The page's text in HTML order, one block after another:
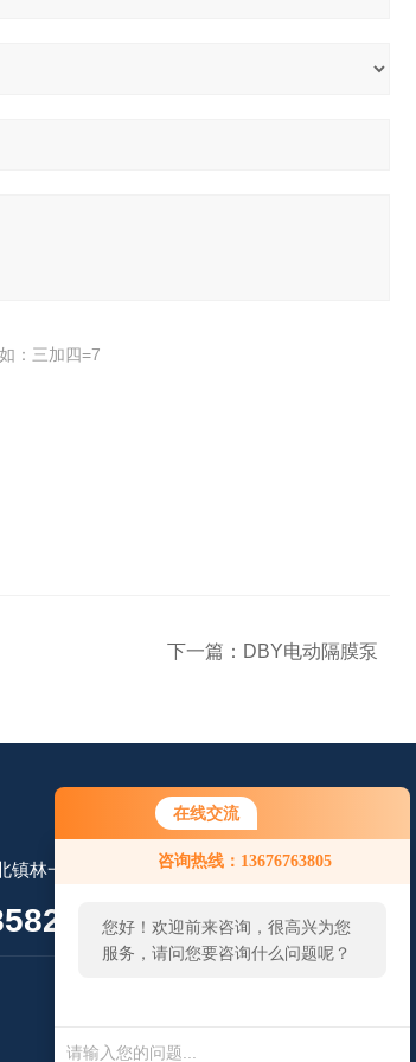
在线交流
咨询热线：13676763805
您好！欢迎前来咨询，很高兴为您
服务，请问您要咨询什么问题呢？
：三加四=7
下一篇： DBY电动隔膜泵
林一路502号